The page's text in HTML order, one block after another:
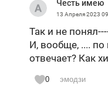
Честь имею
13 Апреля 2023
Так и не
И, вообще, .... по
отвечает? Как
0 эмодзи